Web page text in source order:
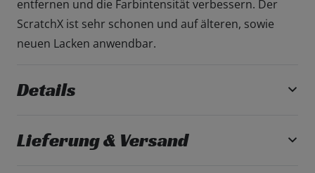
|
entfernen und die Farbintensität verbessern. Der
ScratchX ist sehr schonen und auf älteren, sowie
neuen Lacken anwendbar.
Details
Lieferung & Versand